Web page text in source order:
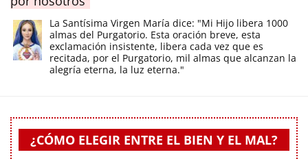
La Santísima Virgen María dice: "Mi Hijo libera 1000
almas del Purgatorio. Esta oración breve, esta
exclamación insistente, libera cada vez que es
recitada, por el Purgatorio, mil almas que alcanzan la
alegría eterna, la luz eterna."
¿CÓMO ELEGIR ENTRE EL BIEN Y EL MAL?